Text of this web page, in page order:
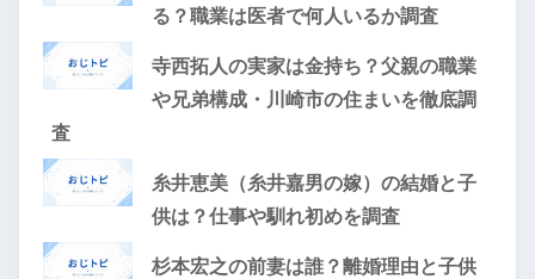
る？職業は医者で何人いるか調査
寺西拓人の実家は金持ち？父親の職業
や兄弟構成・川崎市の住まいを徹底調
査
糸井恵美（糸井嘉男の嫁）の結婚と子
供は？仕事や馴れ初めを調査
杉本宏之の前妻は誰？離婚理由と子供